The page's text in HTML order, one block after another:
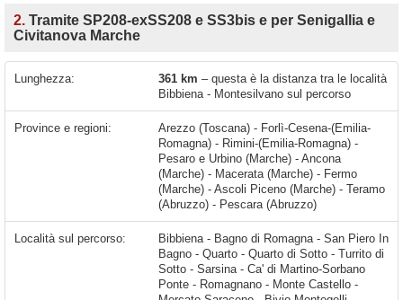
2. Tramite SP208-exSS208 e SS3bis e per Senigallia e
Civitanova Marche
Lunghezza: 361 km – questa è la distanza tra le località
Bibbiena - Montesilvano sul percorso
Province e regioni:
Arezzo (Toscana) - Forlì-Cesena-(Emilia-
Romagna) - Rimini-(Emilia-Romagna) -
Pesaro e Urbino (Marche) - Ancona
(Marche) - Macerata (Marche) - Fermo
(Marche) - Ascoli Piceno (Marche) - Teramo
(Abruzzo) - Pescara (Abruzzo)
Località sul percorso: Bibbiena - Bagno di Romagna - San Piero In Bagno - Quarto - Quarto di Sotto - Turrito di Sotto - Sarsina - Ca' di Martino-Sorbano Ponte - Romagnano - Monte Castello - Mercato Saraceno - Bivio Montegelli - Gualdo - Bora Bassa - Borello - Cesena - Gambettola - Sant'Angelo - Gatteo - Fiumicino - Savignano sul Rubicone - San Mauro Pascoli - San Vito - Igea Marina - Santarcangelo di Romagna - Santa Giustina - Rimini - Riccione - Montalbano - San Giovanni In Marignano - Cattolica - Fanano - Case Bruciate - Borgo Santa Maria - Pesaro - Fano - Rosciano - Bellocchi